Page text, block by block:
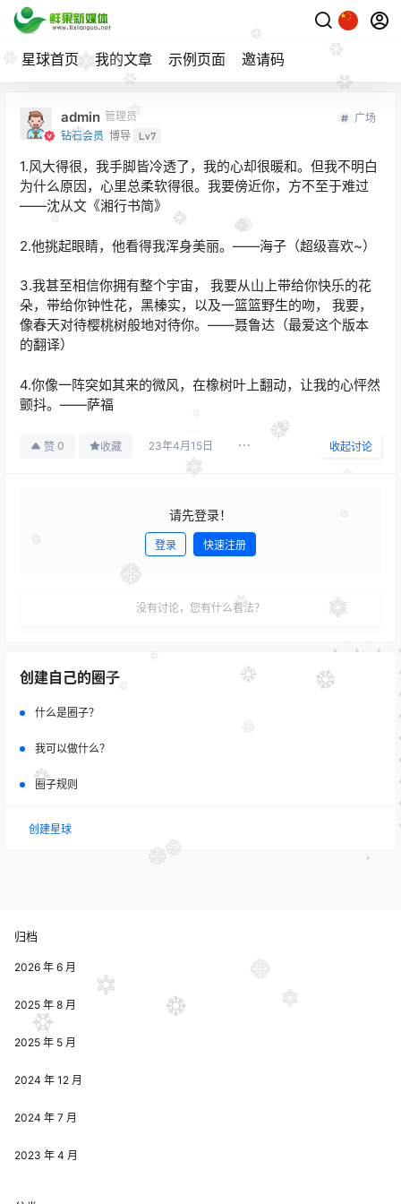
星球首页 我的文章 示例页面 邀请码
admin 管理员
钻石会员 博导 Lv7
广场
1.风大得很，我手脚皆冷透了，我的心却很暖和。但我不明白
为什么原因，心里总柔软得很。我要傍近你，方不至于难过
――沈从文《湘行书简》
2.他挑起眼睛，他看得我浑身美丽。――海子（超级喜欢~）
3.我甚至相信你拥有整个宇宙， 我要从山上带给你快乐的花
朵，带给你钟性花，黑榛实，以及一篮篮野生的吻， 我要，
像春天对待樱桃树般地对待你。――聂鲁达（最爱这个版本
的翻译）
4.你像一阵突如其来的微风，在橡树叶上翻动，让我的心怦然
颤抖。――萨福
赞 0 收藏 23年4月15日 收起讨论
请先登录！
登录 快速注册
没有讨论，您有什么看法？
创建自己的圈子
什么是圈子？
我可以做什么？
圈子规则
创建星球
归档
2026 年 6 月
2025 年 8 月
2025 年 5 月
2024 年 12 月
2024 年 7 月
2023 年 4 月